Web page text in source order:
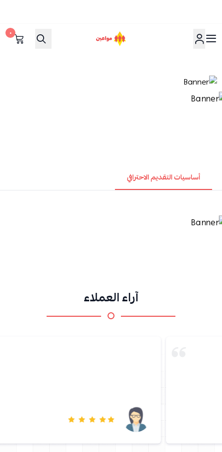
مواعين
٠
أساسيات التقديم الاحترافي
آراء العملاء